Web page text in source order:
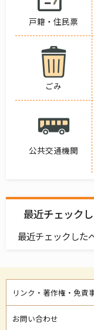
戸籍・住民票
ごみ
公共交通機関
最近チェック
最近チェックした
リンク・著作権・免責
お問い合わせ